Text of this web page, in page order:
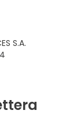
S.A.